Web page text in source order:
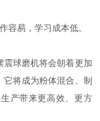
易，学习成本低。
球磨机将会朝着更加
将成为粉体混合、制
产带来更高效、更方